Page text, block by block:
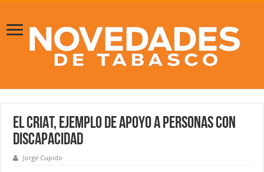
El CRIAT, ejemplo de apoyo a personas con
discapacidad
Jorge Cupido